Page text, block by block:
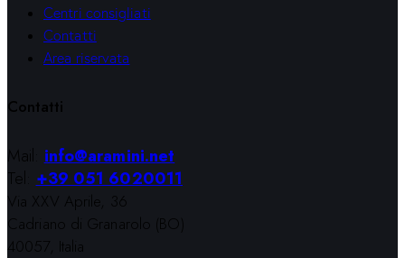
Centri consigliati
Contatti
Area riservata
Contatti
Mail: info@aramini.net
Tel: +39 051 6020011
Via XXV Aprile, 36
Cadriano di Granarolo (BO)
40057, Italia